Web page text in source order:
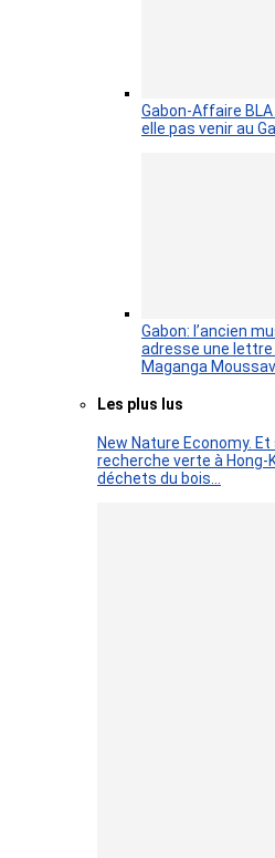
Gabon-Affaire
elle pas venir au
Gabon: l’ancien
adresse une lettre
Maganga
Les plus lus
New Nature Economy.
recherche verte à Hong-
déchets du bois…